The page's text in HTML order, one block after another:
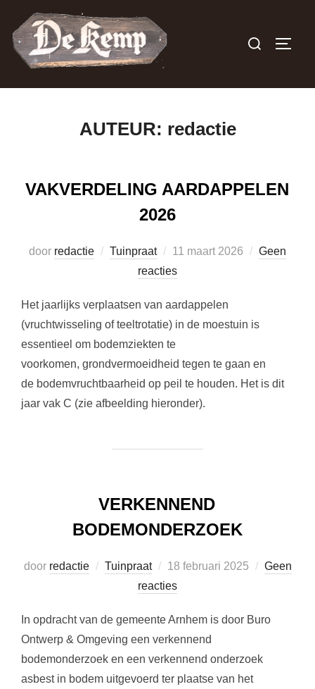
naar
inhoud
Zoek
AUTEUR: redactie
VAKVERDELING AARDAPPELEN
2026
door redactie Tuinpraat
Geplaatst
op
11 maart 2026
Geen
reacties
Het jaarlijks verplaatsen van aardappelen
(vruchtwisseling of teeltrotatie) in de moestuin is
essentieel om bodemziekten te
voorkomen, grondvermoeidheid tegen te gaan en
de bodemvruchtbaarheid op peil te houden. Het is dit
jaar vak C (zie afbeelding hieronder).
VERKENNEND
BODEMONDERZOEK
door redactie Tuinpraat
Geplaatst
op
18 februari 2025
Geen
reacties
In opdracht van de gemeente Arnhem is door Buro
Ontwerp & Omgeving een verkennend
bodemonderzoek en een verkennend onderzoek
asbest in bodem uitgevoerd ter plaatse van het